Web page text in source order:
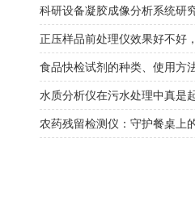
科研设备凝胶成像分析系统研
正压样品前处理仪效果好不好
食品快检试剂的种类、使用方
水质分析仪在污水处理中真是
农药残留检测仪：守护餐桌上